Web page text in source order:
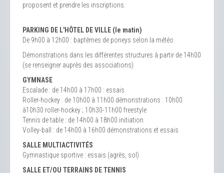
proposent et prendre les inscriptions.
PARKING DE L'HÔTEL DE VILLE (le matin)
De 9h00 à 12h00 : baptêmes de poneys selon la météo
Démonstrations dans les différentes structures à partir de 14h00
(se renseigner auprès des associations)
GYMNASE
Escalade : de 14h00 à 17h00 : essais
Roller-hockey : de 10h00 à 11h00 démonstrations : 10h00
à10h30 roller-hockey ; 10h30-11h00 freestyle
Tennis de table : de 14h00 à 18h00 initiation
Volley-ball : de 14h00 à 16h00 démonstrations et essais
SALLE MULTIACTIVITÉS
Gymnastique sportive : essais (agrès, sol)
SALLE ET/OU TERRAINS DE TENNIS